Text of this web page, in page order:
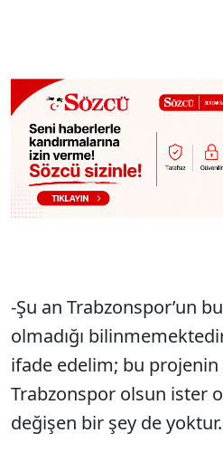
-Şu an Trabzonspor’un
olmadığı
ifade edelim; bu projenin
Trabzonspor olsun ister
değişen bir şey de yoktur.